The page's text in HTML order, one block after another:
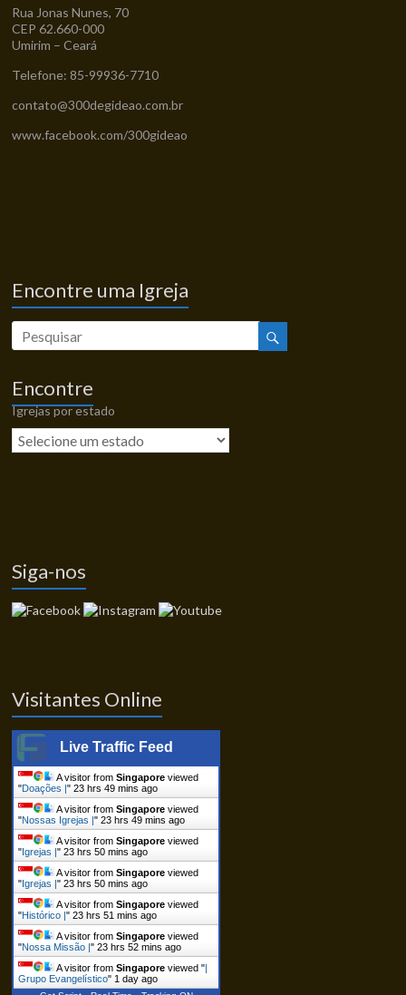
Rua Jonas Nunes, 70
CEP 62.660-000
Umirim – Ceará
Telefone: 85-99936-7710
contato@300degideao.com.br
www.facebook.com/300gideao
Encontre uma Igreja
Encontre
Igrejas por estado
Siga-nos
Visitantes Online
Live Traffic Feed
A visitor fromSingapore viewed
"Doações |"23 hrs 49 mins ago
A visitor fromSingapore viewed
"Nossas Igrejas |"23 hrs 49 mins ago
A visitor fromSingapore viewed
"Igrejas |"23 hrs 50 mins ago
A visitor fromSingapore viewed
"Igrejas |"23 hrs 50 mins ago
A visitor fromSingapore viewed
"Histórico |"23 hrs 51 mins ago
A visitor fromSingapore viewed
"Nossa Missão |"23 hrs 52 mins ago
A visitor fromSingapore viewed "|
Grupo Evangelístico" 1 day ago